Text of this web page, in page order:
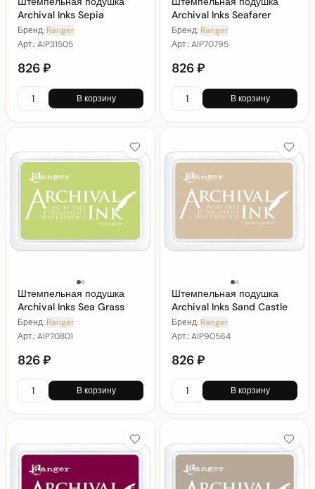
Archival Inks Sepia
Бренд: Ranger
Арт.:AIP31505
826 ₽
В корзину
Archival Inks Seafarer
Бренд: Ranger
Арт.:AIP70795
826 ₽
В корзину
Штемпельная подушка
Archival Inks Sea Grass
Бренд: Ranger
Арт.:AIP70801
826 ₽
В корзину
Штемпельная подушка
Archival Inks Sand Castle
Бренд: Ranger
Арт.:AIP90564
826 ₽
В корзину